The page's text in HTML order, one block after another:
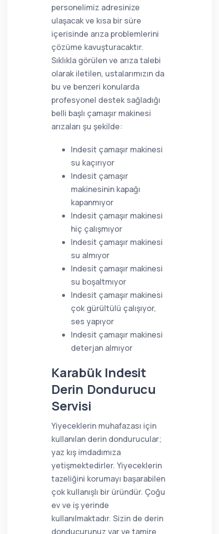
personelimiz adresinize
ulaşacak ve kısa bir süre
içerisinde arıza problemlerini
çözüme kavuşturacaktır.
Sıklıkla görülen ve arıza talebi
olarak iletilen, ustalarımızın da
bu ve benzeri konularda
profesyonel destek sağladığı
belli başlı çamaşır makinesi
arızaları şu şekilde:
Indesit çamaşır makinesi
su kaçırıyor
Indesit çamaşır
makinesinin kapağı
kapanmıyor
Indesit çamaşır makinesi
hiç çalışmıyor
Indesit çamaşır makinesi
su almıyor
Indesit çamaşır makinesi
su boşaltmıyor
Indesit çamaşır makinesi
çok gürültülü çalışıyor,
ses yapıyor
Indesit çamaşır makinesi
deterjan almıyor
Karabük Indesit
Derin Dondurucu
Servisi
Yiyeceklerin muhafazası için
kullanılan derin dondurucular;
yaz kış imdadımıza
yetişmektedirler. Yiyeceklerin
tazeliğini korumayı başarabilen
çok kullanışlı bir üründür. Çoğu
ev ve iş yerinde
kullanılmaktadır. Sizin de derin
donducurunuz var ve tamire